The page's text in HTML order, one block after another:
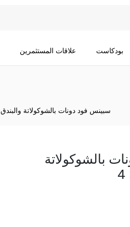
بودكاست علاقات المستثمرين
سبينس فود دونات بالشوكولاتة والبندق 64غ × 4
بالشوكولاتة